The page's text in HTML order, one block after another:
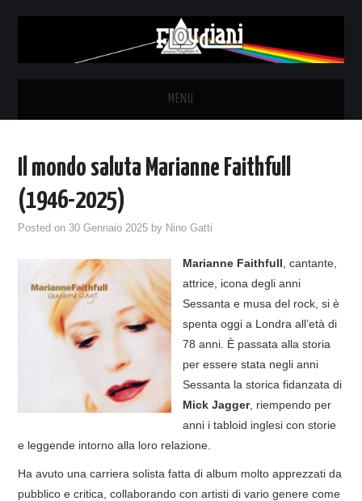
MENU
THE LUNATICS
SYD BARRETT – ALLE SOGLIE
DELL’ALBA
FANZINE
DISCOGRAFIA
Il mondo saluta Marianne Faithfull
(1946-2025)
Posted on 30 Gennaio 2025 by Nino Gatti
Marianne Faithfull , cantante,
attrice, icona degli anni
Sessanta e musa del rock, si è
spenta oggi a Londra all’età di
78 anni. È passata alla storia
per essere stata negli anni
Sessanta la storica fidanzata di
Mick Jagger, riempendo per
anni i tabloid inglesi con storie
e leggende intorno alla loro relazione.
Ha avuto una carriera solista fatta di album molto apprezzati da
pubblico e critica, collaborando con artisti di vario genere come